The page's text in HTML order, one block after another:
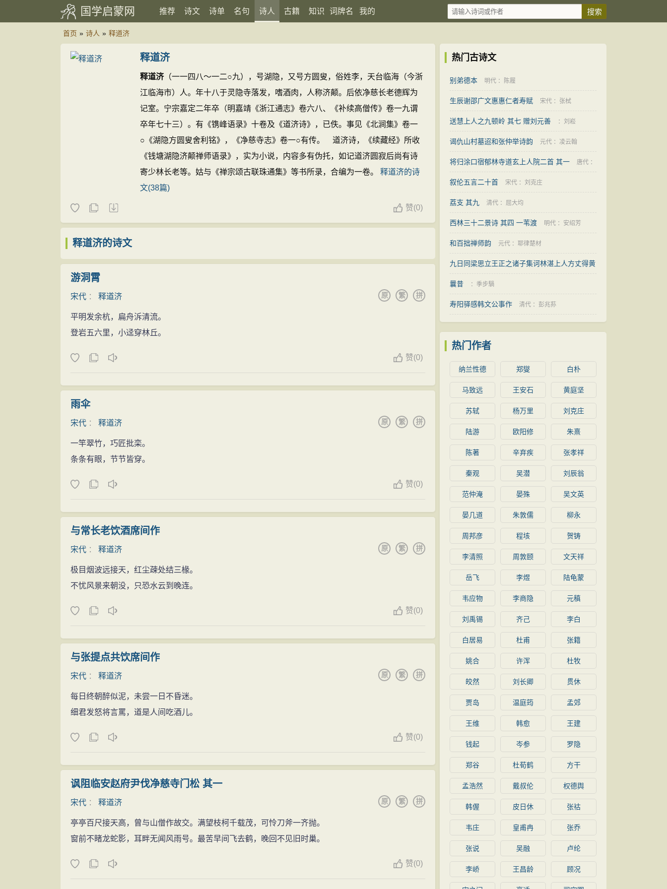
国学启蒙网 推荐 诗文 诗单 名句 诗人 古籍 知识 词牌名 我的
首页 » 诗人 » 释道济
释道济
释道济（一一四八～一二○九），号湖隐，又号方圆叟，俗姓李，天台临海（今浙
江临海市）人。年十八于灵隐寺落发，嗜酒肉，人称济颠。后依净慈长老德辉为
记室。宁宗嘉定二年卒（明嘉靖《浙江通志》卷六八、《补续高僧传》卷一九谓
卒年七十三）。有《镌峰语录》十卷及《道济诗》，已佚。事见《北涧集》卷一
○《湖隐方圆叟舍利铭》，《净慈寺志》卷一○有传。 道济诗，《续藏经》所收
《钱塘湖隐济颠禅师语录》，实为小说，内容多有伪托，如记道济圆寂后尚有诗
寄少林长老等。姑与《禅宗颂古联珠通集》等书所录，合编为一卷。 释道济的诗
文(38篇)
赞(0)
释道济的诗文
游洞霄
宋代 ： 释道济 拼
繁
原
平明发余杭，扁舟泝清流。
登岩五六里，小迳穿林丘。
赞(0)
雨伞
宋代 ： 释道济 拼
繁
原
一竿翠竹，巧匠批栾。
条条有眼，节节皆穿。
赞(0)
与常长老饮酒席间作
宋代 ： 释道济 拼
繁
原
极目烟波远接天，红尘疎处结三椽。
不忧风景来朝没，只恐水云到晚连。
赞(0)
与张提点共饮席间作
宋代 ： 释道济 拼
繁
原
每日终朝醉似泥，未尝一日不昏迷。
细君发怒将言罵，道是人间吃酒儿。
赞(0)
讽阻临安赵府尹伐净慈寺门松 其一
宋代 ： 释道济 拼
繁
原
亭亭百尺接天高，曾与山僧作故交。满望枝柯千载茂，可怜刀斧一齐抛。
窗前不睹龙蛇影，耳畔无闻风雨号。最苦早间飞去鹤，晚回不见旧时巢。
赞(0)
热门古诗文
别弟德本 明代 ： 陈履
生辰谢邵广文惠惠仁者寿赋 宋代 ： 张栻
送慧上人之九顿岭 其七 赠刘元善 ： 刘崧
谒仇山村墓迢和张仲举诗韵 元代 ： 凌云翰
将归涂口宿郁林寺道玄上人院二首 其一 唐代 ：
许浑
叙伦五言二十首 宋代 ： 刘克庄
荔支 其九 清代 ： 屈大均
西林三十二景诗 其四 一苇渡 明代 ： 安绍芳
和百拙禅师韵 元代 ： 耶律楚材
九日同梁思立王正之诸子集诃林湛上人方丈得黄
字 明代 ：邓时雨
曩昔 ： 季步騧
寿阳驿感韩文公事作 清代 ： 彭兆荪
热门作者
纳兰性德 郑燮 白朴
马致远 王安石 黄庭坚
苏轼 杨万里 刘克庄
陆游 欧阳修 朱熹
陈著 辛弃疾 张孝祥
秦观 吴潜 刘辰翁
范仲淹 晏殊 吴文英
晏几道 朱敦儒 柳永
周邦彦 程垓 贺铸
李清照 周敦颐 文天祥
岳飞 李煜 陆龟蒙
韦应物 李商隐 元稹
刘禹锡 齐己 李白
白居易 杜甫 张籍
姚合 许浑 杜牧
皎然 刘长卿 贯休
贾岛 温庭筠 孟郊
王维 韩愈 王建
钱起 岑参 罗隐
郑谷 杜荀鹤 方干
孟浩然 戴叔伦 权德舆
韩偓 皮日休 张祜
韦庄 皇甫冉 张乔
张说 吴融 卢纶
李峤 王昌龄 顾况